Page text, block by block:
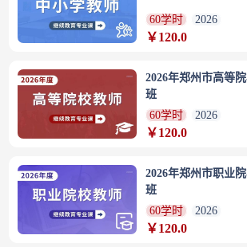
60学时 2026
￥120.0
2026年郑州市高等
班
60学时
2026
￥120.0
2026年郑州市职业
班
60学时
2026
￥120.0